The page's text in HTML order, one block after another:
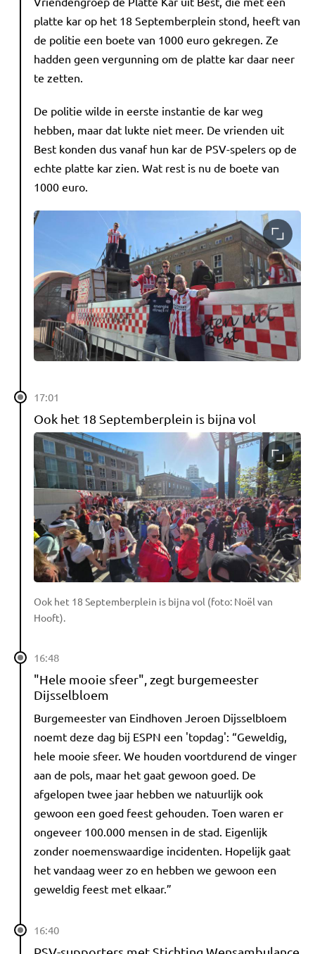
platte kar op het 18 Septemberplein stond, heeft van
de politie een boete van 1000 euro gekregen. Ze
hadden geen vergunning om de platte kar daar neer
te zetten.
De politie wilde in eerste instantie de kar weg
hebben, maar dat lukte niet meer. De vrienden uit
Best konden dus vanaf hun kar de PSV-spelers op de
echte platte kar zien. Wat rest is nu de boete van
1000 euro.
17:01
Ook het 18 Septemberplein is bijna vol
Ook het 18 Septemberplein is bijna vol (foto: Noël van
Hooft).
16:48
"Hele mooie sfeer", zegt burgemeester
Dijsselbloem
Burgemeester van Eindhoven Jeroen Dijsselbloem
noemt deze dag bij ESPN een 'topdag': “Geweldig,
hele mooie sfeer. We houden voortdurend de vinger
aan de pols, maar het gaat gewoon goed. De
afgelopen twee jaar hebben we natuurlijk ook
gewoon een goed feest gehouden. Toen waren er
ongeveer 100.000 mensen in de stad. Eigenlijk
zonder noemenswaardige incidenten. Hopelijk gaat
het vandaag weer zo en hebben we gewoon een
geweldig feest met elkaar.”
16:40